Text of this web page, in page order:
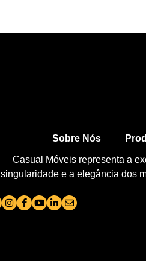
Sobre Nós
Casual Móveis representa a
singularidade e a elegância dos